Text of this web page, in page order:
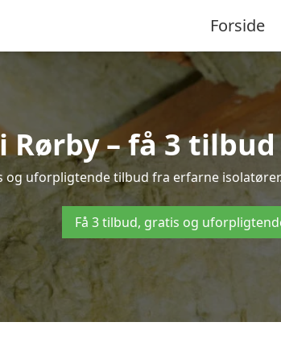
Forside
– få 3
og uforpligtende tilbud fra erfarne
Få 3 tilbud, gratis og